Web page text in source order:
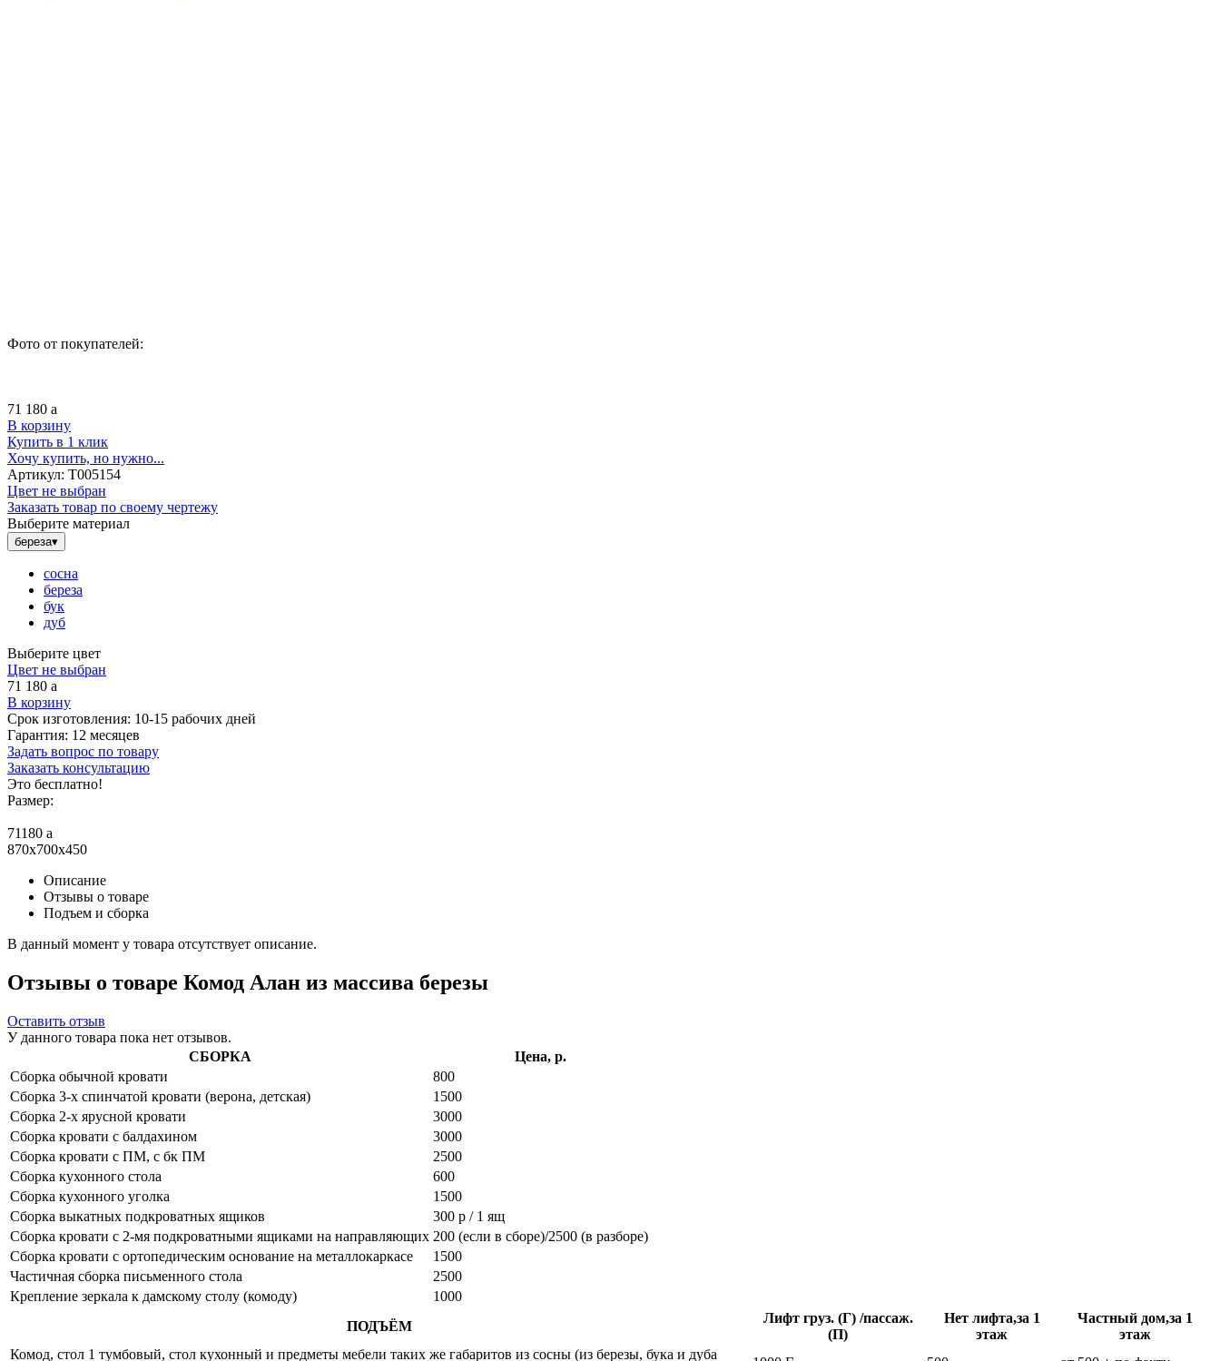
Фото от покупателей:
71 180 a
В корзину
Купить в 1 клик
Хочу купить, но нужно...
Артикул: Т005154
Цвет не выбран
Заказать товар по своему чертежу
Выберите материал
береза▾
сосна
береза
бук
дуб
Выберите цвет
Цвет не выбран
71 180 a
В корзину
Срок изготовления: 10-15 рабочих дней
Гарантия: 12 месяцев
Задать вопрос по товару
Заказать консультацию
Это бесплатно!
Размер:
71180 a
870x700x450
Описание
Отзывы о товаре
Подъем и сборка
В данный момент у товара отсутствует описание.
Отзывы о товаре Комод Алан из массива березы
Оставить отзыв
У данного товара пока нет отзывов.
СБОРКА
Цена, р.
Сборка обычной кровати
800
Сборка 3-х спинчатой кровати (верона, детская)
1500
Сборка 2-х ярусной кровати
3000
Сборка кровати с балдахином
3000
Сборка кровати с ПМ, с бк ПМ
2500
Сборка кухонного стола
600
Сборка кухонного уголка
1500
Сборка выкатных подкроватных ящиков
300 р / 1 ящ
Сборка кровати с 2-мя подкроватными ящиками на направляющих 200 (если в сборе)/2500 (в разборе)
Сборка кровати с ортопедическим основание на металлокаркасе
1500
Частичная сборка письменного стола
2500
Крепление зеркала к дамскому столу (комоду)
1000
ПОДЪЁМ
Лифт груз. (Г) /пассаж.
(П)
Нет лифта,за 1
этаж
Частный дом,за 1
этаж
Комод, стол 1 тумбовый, стол кухонный и предметы мебели таких же габаритов из сосны (из березы, бука и дуба